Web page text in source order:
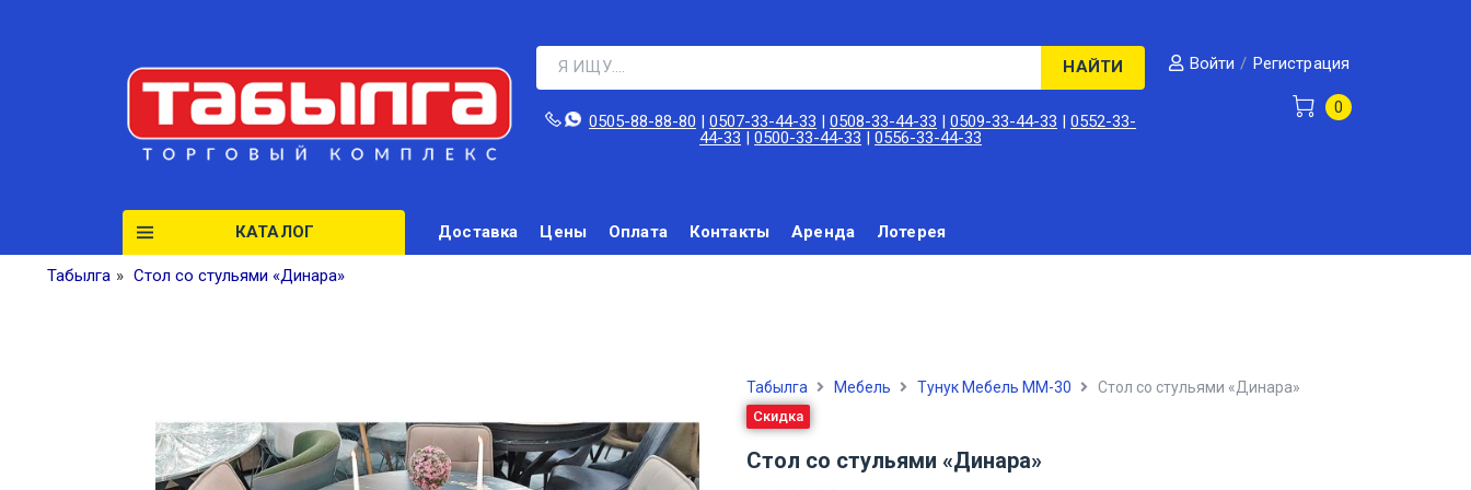
НАЙТИ
0505-88-88-80‬ |0507-33-44-33 |0508-33-44-33 |0509-33-44-33 |0552-33-
44-33 |0500-33-44-33 |0556-33-44-33
Войти / Регистрация
0
КАТАЛОГ Доставка Цены Оплата Контакты Аренда Лотерея
Табылга » Стол со стульями «Динара»
Табылга Мебель Тунук Мебель ММ-30 Стол со стульями «Динара»
Скидка
Стол со стульями «Динара»